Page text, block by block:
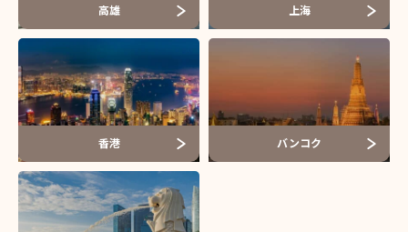
高雄 上海
香港 バンコク